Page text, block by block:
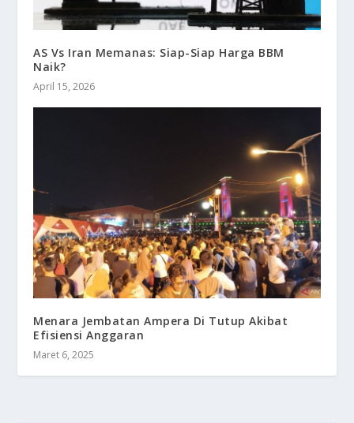
AS Vs Iran Memanas: Siap-Siap Harga BBM
Naik?
April 15, 2026
Menara Jembatan Ampera Di Tutup Akibat
Efisiensi Anggaran
Maret 6, 2025